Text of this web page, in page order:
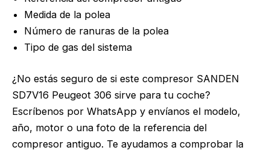
Medida de la polea
Número de ranuras de la polea
Tipo de gas del sistema
¿No estás seguro de si este compresor SANDEN
SD7V16 Peugeot 306 sirve para tu coche?
Escríbenos por WhatsApp y envíanos el modelo,
año, motor o una foto de la referencia del
compresor antiguo. Te ayudamos a comprobar la